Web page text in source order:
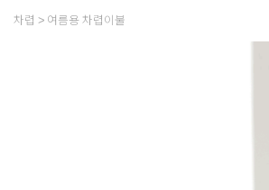
차렵 여름용 차렵이불